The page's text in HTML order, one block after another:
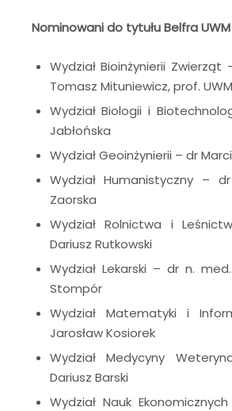
Nominowani do tytułu Belfra UWM
Wydział Bioinżynierii Zwierząt
Tomasz Mituniewicz, prof. UWM
Wydział Biologii i
Jabłońska
Wydział Geoinżynierii – dr
Wydział Humanistyczny –
Zaorska
Wydział Rolnictwa i
Dariusz Rutkowski
Wydział Lekarski – dr n.
Stompór
Wydział Matematyki i
Jarosław Kosiorek
Wydział Medycyny
Dariusz Barski
Wydział Nauk